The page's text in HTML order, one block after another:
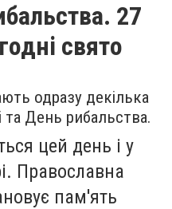
27
свято
одразу декілька
та День рибальства.
цей день і у
Православна
пам'ять